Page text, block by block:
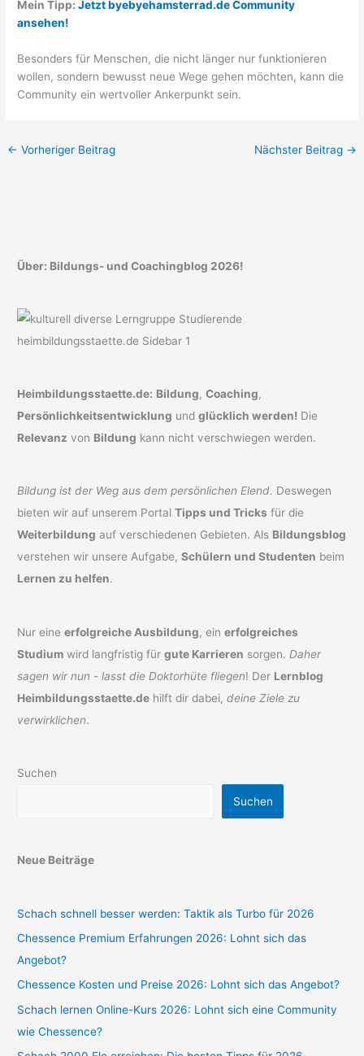
Mein Tipp:Jetzt byebyehamsterrad.de Community
ansehen!
Besonders für Menschen, die nicht länger nur funktionieren
wollen, sondern bewusst neue Wege gehen möchten, kann die
Community ein wertvoller Ankerpunkt sein.
← Vorheriger Beitrag Nächster Beitrag →
Über: Bildungs- und Coachingblog 2026!
Heimbildungsstaette.de: Bildung,Coaching,
Persönlichkeitsentwicklung undglücklich werden! Die
Relevanz von Bildung kann nicht verschwiegen werden.
Bildung ist der Weg aus dem persönlichen Elend. Deswegen
bieten wir auf unserem PortalTipps und Tricks für die
Weiterbildung auf verschiedenen Gebieten. Als Bildungsblog
verstehen wir unsere Aufgabe,Schülern und Studenten beim
Lernen zu helfen.
Nur eineerfolgreiche Ausbildung, einerfolgreiches
Studium wird langfristig fürgute Karrieren sorgen. Daher
sagen wir nun - lasst die Doktorhüte fliegen! Der Lernblog
Heimbildungsstaette.de hilft dir dabei,deine Ziele zu
verwirklichen.
Suchen
Suchen
Neue Beiträge
Schach schnell besser werden: Taktik als Turbo für 2026
Chessence Premium Erfahrungen 2026: Lohnt sich das
Angebot?
Chessence Kosten und Preise 2026: Lohnt sich das Angebot?
Schach lernen Online-Kurs 2026: Lohnt sich eine Community
wie Chessence?